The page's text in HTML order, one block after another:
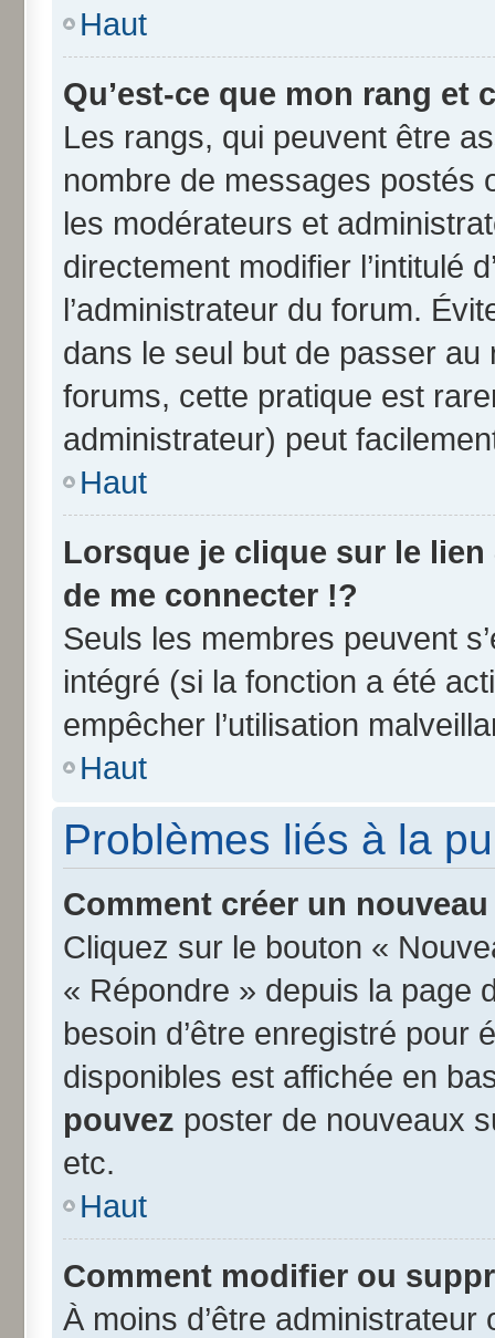
Haut
Qu’est-ce que mon rang et
Les rangs, qui peuvent être
nombre de messages postés
les modérateurs et
directement modifier l’intitulé
l’administrateur du forum.
dans le seul but de passer
forums, cette pratique est
administrateur) peut
Haut
Lorsque je clique sur le lien
de me connecter !?
Seuls les membres peuvent
intégré (si la fonction a été
empêcher l’utilisation
Haut
Problèmes liés à la
Comment créer un
Cliquez sur le bouton «
« Répondre » depuis la page
besoin d’être enregistré pour
disponibles est affichée en
pouvez poster de nouveaux
etc.
Haut
Comment modifier ou
À moins d’être